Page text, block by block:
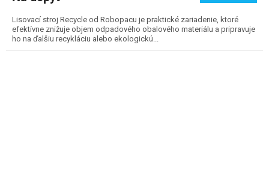
Lisovací stroj Recycle od Robopacu je praktické zariadenie, ktoré
efektívne znižuje objem odpadového obalového materiálu a pripravuje
ho na ďalšiu recykláciu alebo ekologickú...